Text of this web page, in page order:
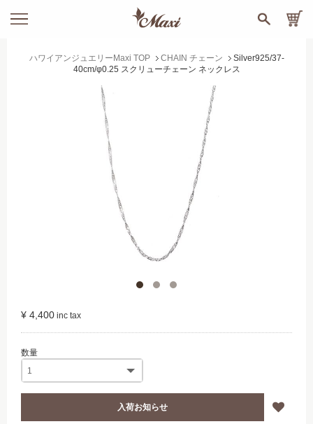
ハワイアンジュエリーMaxi TOP CHAIN チェーン
Silver925/37-
40cm/φ0.25 スクリューチェーン ネックレス
¥ 4,400